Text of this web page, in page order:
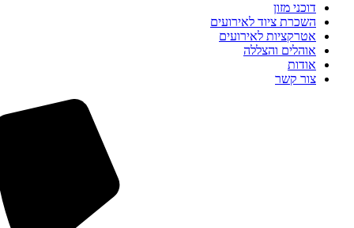
דוכני מזון
השכרת ציוד לאירועים
אטרקציות לאירועים
אוהלים והצללה
אודות
צור קשר